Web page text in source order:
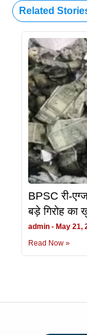
Related
BPSC री-
बड़े गिरोह का
admin
May 21,
Read Now »